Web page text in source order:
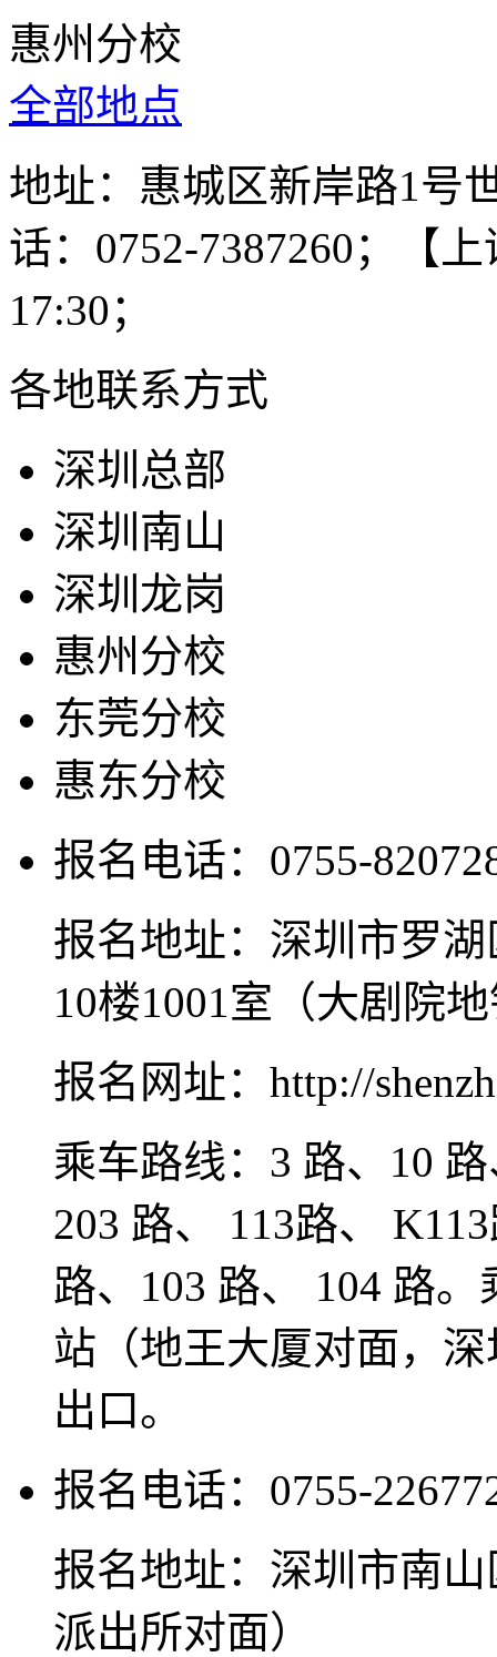
惠州分校
全部地点
地址：惠城区新岸路1号
话：0752-7387260；【
17:30；
各地联系方式
深圳总部
深圳南山
深圳龙岗
惠州分校
东莞分校
惠东分校
报名电话：0755-
报名地址：深圳市罗
10楼1001室（大剧院
报名网址：http://
乘车路线：3 路、10
203 路、 113路、
路、103 路、 104 路
站（地王大厦对面，
出口。
报名电话：0755-
报名地址：深圳市南
派出所对面）